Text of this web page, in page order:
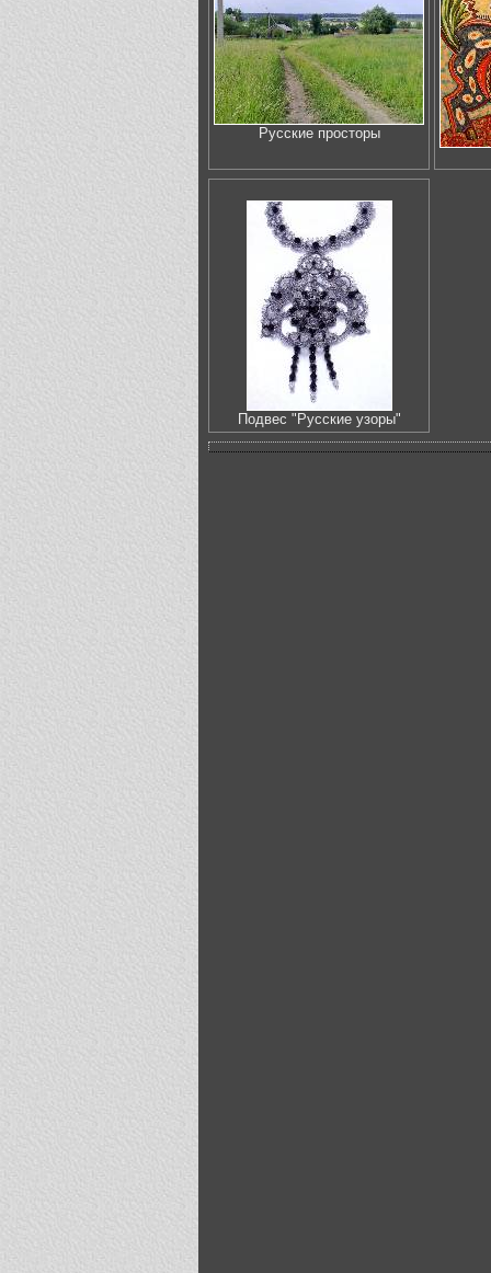
Русские просторы
Подвес "Русские узоры"